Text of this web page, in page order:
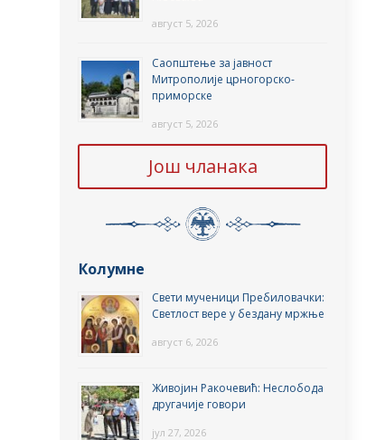
август 5, 2026
Саопштење за јавност
Митрополије црногорско-
приморске
август 5, 2026
Још чланака
Колумне
Свети мученици Пребиловачки:
Светлост вере у бездану мржње
август 6, 2026
Живојин Ракочевић: Неслобода
другачије говори
јул 27, 2026